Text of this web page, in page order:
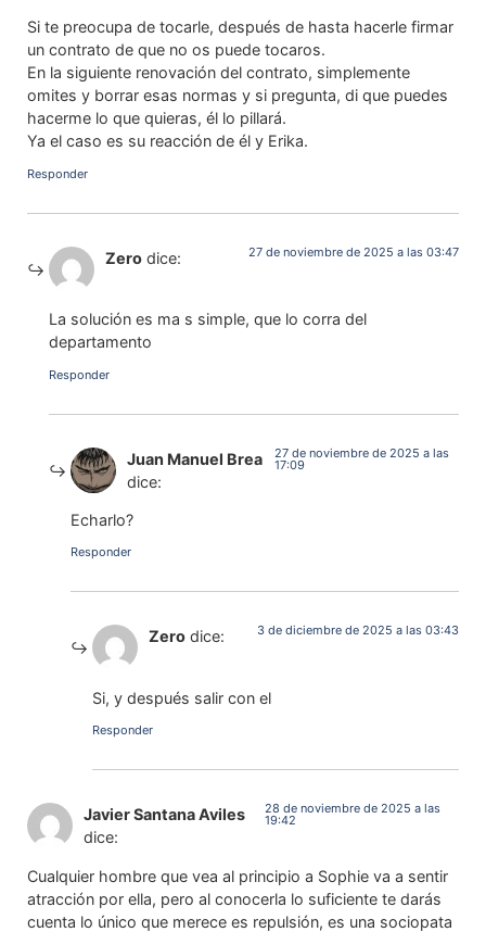
Si te preocupa de tocarle, después de hasta hacerle firmar
un contrato de que no os puede tocaros.
En la siguiente renovación del contrato, simplemente
omites y borrar esas normas y si pregunta, di que puedes
hacerme lo que quieras, él lo pillará.
Ya el caso es su reacción de él y Erika.
Responder
Zero dice: 27 de noviembre de 2025 a las 03:47
La solución es ma s simple, que lo corra del
departamento
Responder
Juan Manuel Brea
dice:
27 de noviembre de 2025 a las
17:09
Echarlo?
Responder
Zero dice: 3 de diciembre de 2025 a las 03:43
Si, y después salir con el
Responder
Javier Santana Aviles
dice:
28 de noviembre de 2025 a las
19:42
Cualquier hombre que vea al principio a Sophie va a sentir
atracción por ella, pero al conocerla lo suficiente te darás
cuenta lo único que merece es repulsión, es una sociopata